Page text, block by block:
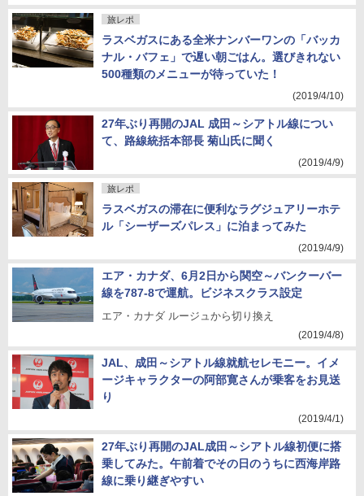
旅レポ
ラスベガスにある全米ナンバーワンの「バッカ
ナル・バフェ」で遅い朝ごはん。選びきれない
500種類のメニューが待っていた！
(2019/4/10)
27年ぶり再開のJAL 成田～シアトル線につい
て、路線統括本部長 菊山氏に聞く
(2019/4/9)
旅レポ
ラスベガスの滞在に便利なラグジュアリーホテ
ル「シーザーズパレス」に泊まってみた
(2019/4/9)
エア・カナダ、6月2日から関空～バンクーバー
線を787-8で運航。ビジネスクラス設定
エア・カナダ ルージュから切り換え
(2019/4/8)
JAL、成田～シアトル線就航セレモニー。イメ
ージキャラクターの阿部寛さんが乗客をお見送
り
(2019/4/1)
27年ぶり再開のJAL成田～シアトル線初便に搭
乗してみた。午前着でその日のうちに西海岸路
線に乗り継ぎやすい